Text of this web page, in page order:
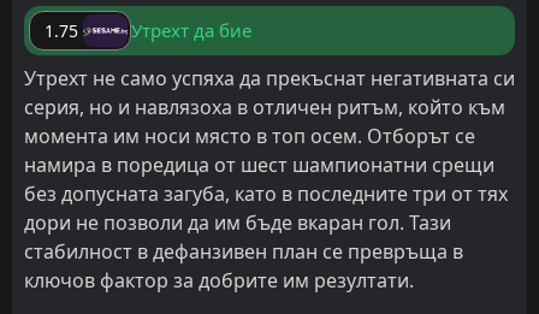
1.75 Утрехт да бие
Утрехт не само успяха да прекъснат негативната си
серия, но и навлязоха в отличен ритъм, който към
момента им носи място в топ осем. Отборът се
намира в поредица от шест шампионатни срещи
без допусната загуба, като в последните три от тях
дори не позволи да им бъде вкаран гол. Тази
стабилност в дефанзивен план се превръща в
ключов фактор за добрите им резултати.